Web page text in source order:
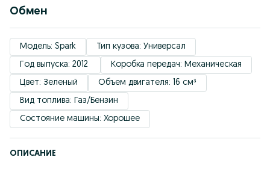
Обмен
Модель: Spark
Тип кузова: Универсал
Год выпуска: 2012
Коробка передач: Механическая
Цвет: Зеленый
Объем двигателя: 16 см³
Вид топлива: Газ/Бензин
Состояние машины: Хорошее
ОПИСАНИЕ